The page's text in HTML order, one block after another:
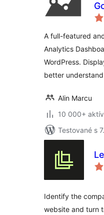
A full-featured
Analytics
WordPress.
better
Alin Marcu
10 000+
Testované s
Identify the
website and turn